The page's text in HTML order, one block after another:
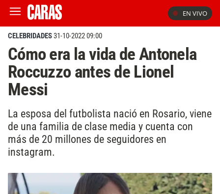
EN VIVO
CELEBRIDADES31-10-2022 09:00
Cómo era la vida de Antonela
Roccuzzo antes de Lionel
Messi
La esposa del futbolista nació en Rosario, viene
de una familia de clase media y cuenta con
más de 20 millones de seguidores en
instagram.